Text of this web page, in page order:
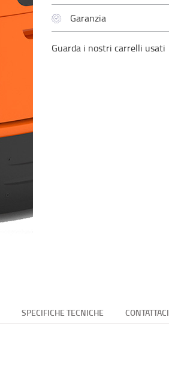
Garanzia
Guarda i nostri carrelli usati
SPECIFICHE TECNICHE CONTATTACI